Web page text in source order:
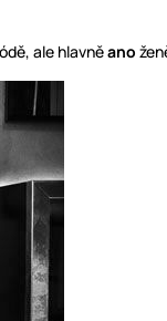
ale hlavněano